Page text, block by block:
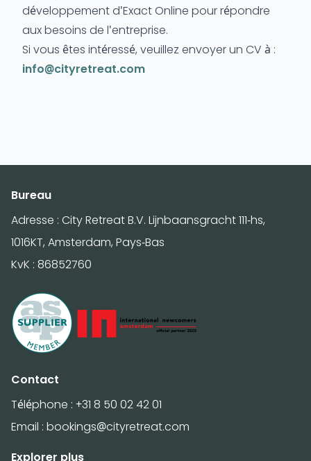
développement d'Exact Online pour répondre
aux besoins de l'entreprise.
Si vous êtes intéressé, veuillez envoyer un CV à :
info@cityretreat.com
Bureau
Adresse : City Retreat B.V. Lijnbaansgracht 111-hs,
1016KT, Amsterdam, Pays-Bas
KvK : 86852760
Contact
Téléphone : +31 8 50 02 42 01
Email : bookings@cityretreat.com
Explorer plus